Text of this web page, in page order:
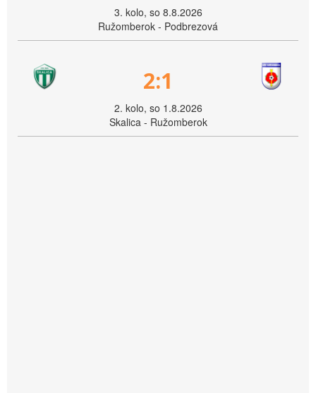
3. kolo, so 8.8.2026
Ružomberok - Podbrezová
2:1
2. kolo, so 1.8.2026
Skalica - Ružomberok